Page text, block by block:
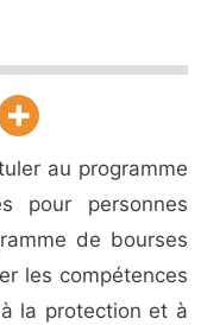
au programme
pour personnes
de bourses
les compétences
la protection et à